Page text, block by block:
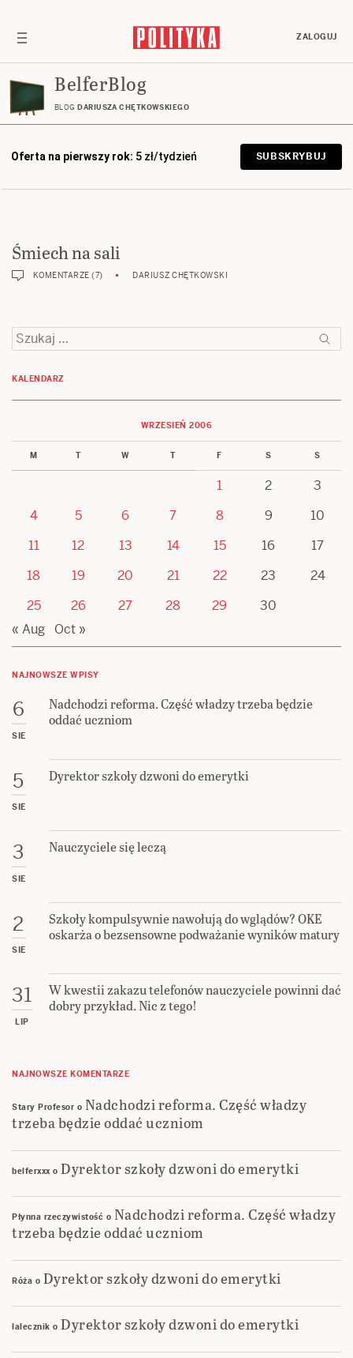
ZALOGUJ
BelferBlog
BLOG DARIUSZA CHĘTKOWSKIEGO
Oferta na pierwszy rok: 5 zł/tydzień SUBSKRYBUJ
Śmiech na sali
KOMENTARZE (7) DARIUSZ CHĘTKOWSKI
Szukaj:
KALENDARZ
WRZESIEŃ 2006
M T W T F S S
1 2
3
4
5 6 7 8 9
10
11
12 13 14 15 16
17
18
19 20 21 22 23
24
25
26 27 28 29
30
« Aug
Oct »
NAJNOWSZE WPISY
6
SIE
Nadchodzi reforma. Część władzy trzeba będzie
oddać uczniom
5
SIE
Dyrektor szkoły dzwoni do emerytki
3
SIE
Nauczyciele się leczą
2
SIE
Szkoły kompulsywnie nawołują do wglądów? OKE
oskarża o bezsensowne podważanie wyników matury
31
LIP
W kwestii zakazu telefonów nauczyciele powinni dać
dobry przykład. Nic z tego!
NAJNOWSZE KOMENTARZE
Stary Profesor o Nadchodzi reforma. Część władzy
trzeba będzie oddać uczniom
belferxxxo Dyrektor szkoły dzwoni do emerytki
Płynna rzeczywistość o Nadchodzi reforma. Część władzy
trzeba będzie oddać uczniom
Róża o Dyrektor szkoły dzwoni do emerytki
lalecznik o Dyrektor szkoły dzwoni do emerytki